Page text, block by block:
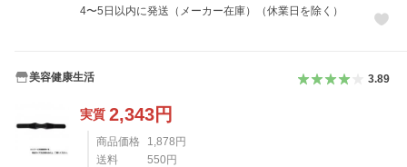
4〜5日以内に発送（メーカー在庫）（休業日を除く）
美容健康生活 3.89
実質 2,343円
商品価格 1,878 円
送料
550 円